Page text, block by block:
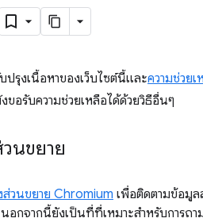
ปรุงเนื้อหาของเว็บไซต์นี้และความช่วย
ขอรับความช่วยเหลือได้ด้วยวิธีอื่นๆ
นขยาย
ส่วนขยาย Chromium เพื่อติดตามข้อมู
กจากนี้ยังเป็นที่ที่เหมาะสำหรับการถ